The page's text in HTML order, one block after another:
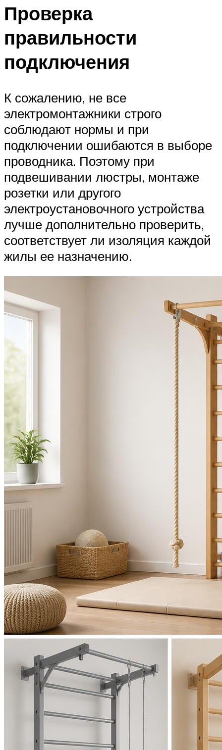
Проверка
правильности
подключения
К сожалению, не все
электромонтажники строго
соблюдают нормы и при
подключении ошибаются в выборе
проводника. Поэтому при
подвешивании люстры, монтаже
розетки или другого
электроустановочного устройства
лучше дополнительно проверить,
соответствует ли изоляция каждой
жилы ее назначению.